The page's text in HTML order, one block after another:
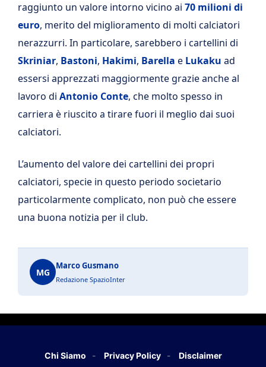
raggiunto un valore intorno vicino ai 70 milioni di
euro, merito del miglioramento di molti calciatori
nerazzurri. In particolare, sarebbero i cartellini di
Skriniar, Bastoni, Hakimi, Barella e Lukaku ad
essersi apprezzati maggiormente grazie anche al
lavoro di Antonio Conte, che molto spesso in
carriera è riuscito a tirare fuori il meglio dai suoi
calciatori.
L’aumento del valore dei cartellini dei propri
calciatori, specie in questo periodo societario
particolarmente complicato, non può che essere
una buona notizia per il club.
MG
Marco Gusmano
Redazione SpazioInter
Chi Siamo Privacy Policy Disclaimer